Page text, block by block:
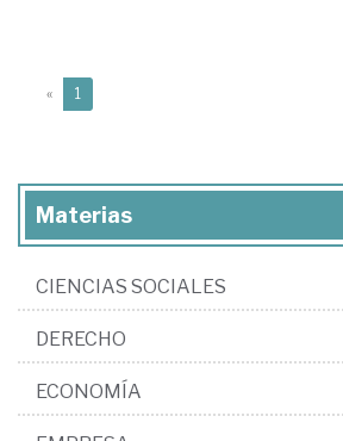
« 1
Materias
CIENCIAS SOCIALES
DERECHO
ECONOMÍA